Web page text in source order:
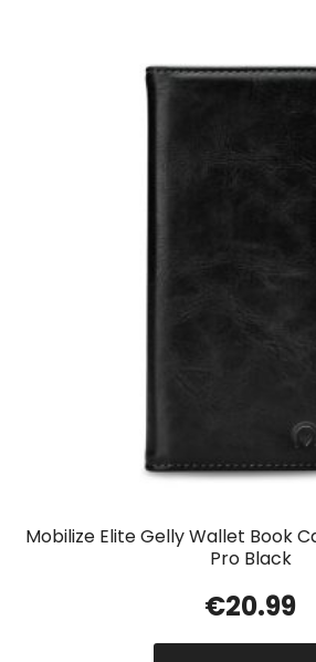
Mobilize Elite Gelly Wallet Book
Pro Black
€20.99